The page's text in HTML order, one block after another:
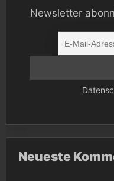
Newsletter
Neueste